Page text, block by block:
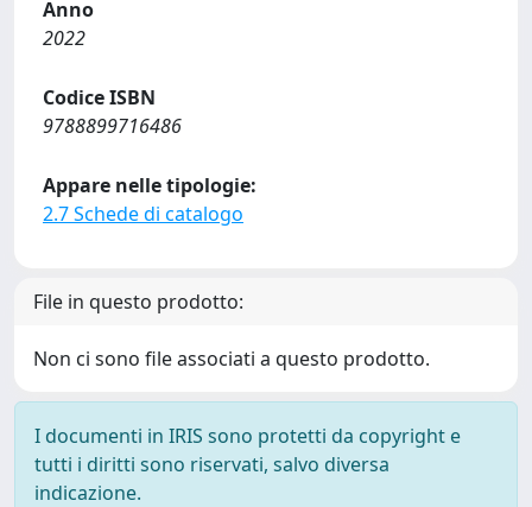
Anno
2022
Codice ISBN
9788899716486
Appare nelle tipologie:
2.7 Schede di catalogo
File in questo prodotto:
Non ci sono file associati a questo prodotto.
I documenti in IRIS sono protetti da copyright e
tutti i diritti sono riservati, salvo diversa
indicazione.